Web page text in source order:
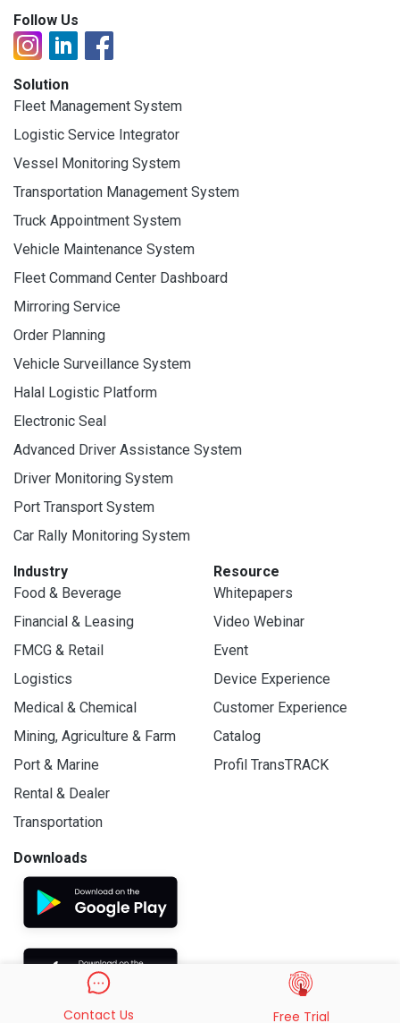
Follow Us
Solution
Fleet Management System
Logistic Service Integrator
Vessel Monitoring System
Transportation Management System
Truck Appointment System
Vehicle Maintenance System
Fleet Command Center Dashboard
Mirroring Service
Order Planning
Vehicle Surveillance System
Halal Logistic Platform
Electronic Seal
Advanced Driver Assistance System
Driver Monitoring System
Port Transport System
Car Rally Monitoring System
Industry
Food & Beverage
Financial & Leasing
FMCG & Retail
Logistics
Medical & Chemical
Mining, Agriculture & Farm
Port & Marine
Rental & Dealer
Transportation
Resource
Whitepapers
Video Webinar
Event
Device Experience
Customer Experience
Catalog
Profil TransTRACK
Downloads
Contact Us Free Trial